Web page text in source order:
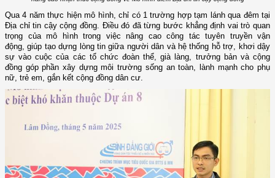
Qua 4 năm thực hiện mô hình, chỉ có 1 trường hợp tạm lánh qua đêm tại
Địa chỉ tin cậy cộng đồng. Điều đó đã từng bước khẳng định vai trò quan
trọng của mô hình trong việc nâng cao công tác tuyên truyền vận
động, giúp tạo dựng lòng tin giữa người dân và hệ thống hỗ trợ, khơi dậy
sự vào cuộc của các tổ chức đoàn thể, già làng, trưởng bản và cộng
đồng góp phần xây dựng môi trường sống an toàn, lành mạnh cho phụ
nữ, trẻ em, gắn kết cộng đồng dân cư.